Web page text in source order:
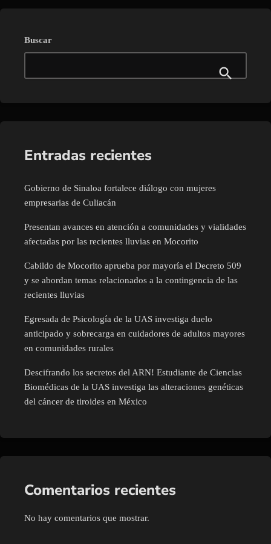
Buscar
Entradas recientes
Gobierno de Sinaloa fortalece diálogo con mujeres
empresarias de Culiacán
Presentan avances en atención a comunidades y vialidades
afectadas por las recientes lluvias en Mocorito
Cabildo de Mocorito aprueba por mayoría el Decreto 509
y se abordan temas relacionados a la contingencia de las
recientes lluvias
Egresada de Psicología de la UAS investiga duelo
anticipado y sobrecarga en cuidadores de adultos mayores
en comunidades rurales
Descifrando los secretos del ARN! Estudiante de Ciencias
Biomédicas de la UAS investiga las alteraciones genéticas
del cáncer de tiroides en México
Comentarios recientes
No hay comentarios que mostrar.